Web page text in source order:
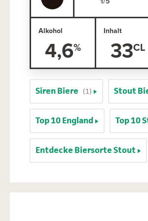
Alkohol
4,6
Inhalt
33
Siren Biere (1) Stout
Top 10 England Top 10
Entdecke Biersorte Stout